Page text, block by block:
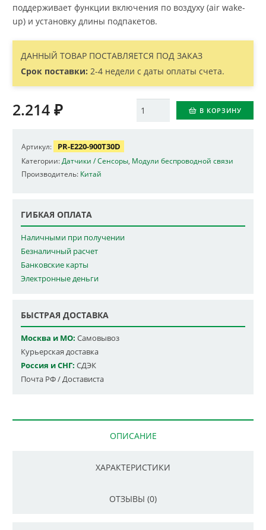
поддерживает функции включения по воздуху (air wake-
up) и установку длины подпакетов.
ДАННЫЙ ТОВАР ПОСТАВЛЯЕТСЯ ПОД ЗАКАЗ
Срок поставки: 2-4 недели с даты оплаты счета.
Количество В КОРЗИНУ
2.214 ₽
Артикул: PR-E220-900T30D
Категории: Датчики / Сенсоры Модули беспроводной связи
Производитель: Китай
ГИБКАЯ ОПЛАТА
Наличными при получении
Безналичный расчет
Банковские карты
Электронные деньги
БЫСТРАЯ ДОСТАВКА
Москва и МО: Самовывоз
Курьерская доставка
Россия и СНГ: СДЭК
Почта РФ / Достависта
ОПИСАНИЕ
ХАРАКТЕРИСТИКИ
ОТЗЫВЫ (0)